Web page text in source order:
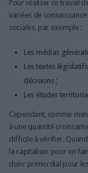
Pour réaliser ce travail
variées de
sociales, par exemple :
Les médias
Les textes
décisions ;
Les études
Cependant, comme
à une quantité
difficile à vérifier.
la capitaliser pour en
donc primordial pour